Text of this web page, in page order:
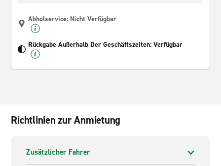
Abholservice: Nicht Verfügbar
Rückgabe Außerhalb Der Geschäftszeiten: Verfügbar
Richtlinien zur Anmietung
Zusätzlicher Fahrer